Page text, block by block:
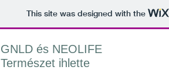
This site was designed with the
GNLD és NEOLIFE
Természet ihlette